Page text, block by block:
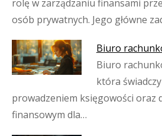
rolę w zarządzaniu finansami
osób prywatnych. Jego główne
Biuro
Biuro
która
prowadzeniem księgowości oraz
finansowym dla…